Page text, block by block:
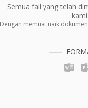
Semua fail yang telah
Dengan memuat naik